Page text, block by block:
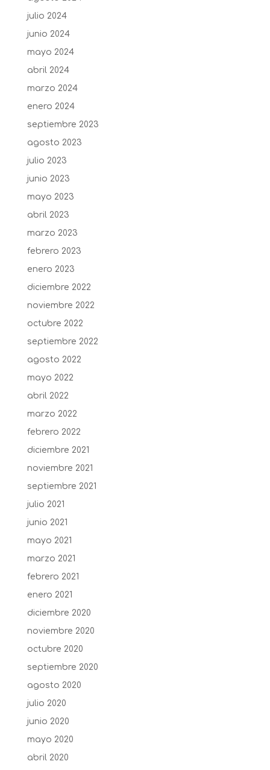
julio 2024
junio 2024
mayo 2024
abril 2024
marzo 2024
enero 2024
septiembre 2023
agosto 2023
julio 2023
junio 2023
mayo 2023
abril 2023
marzo 2023
febrero 2023
enero 2023
diciembre 2022
noviembre 2022
octubre 2022
septiembre 2022
agosto 2022
mayo 2022
abril 2022
marzo 2022
febrero 2022
diciembre 2021
noviembre 2021
septiembre 2021
julio 2021
junio 2021
mayo 2021
marzo 2021
febrero 2021
enero 2021
diciembre 2020
noviembre 2020
octubre 2020
septiembre 2020
agosto 2020
julio 2020
junio 2020
mayo 2020
abril 2020